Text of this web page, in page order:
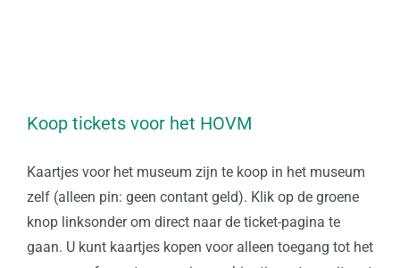
Koop tickets voor het HOVM
Kaartjes voor het museum zijn te koop in het museum
zelf (alleen pin: geen contant geld). Klik op de groene
knop linksonder om direct naar de ticket-pagina te
gaan. U kunt kaartjes kopen voor alleen toegang tot het